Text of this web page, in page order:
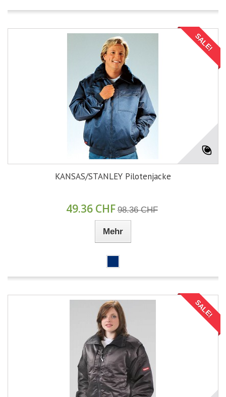
SALE!
KANSAS/STANLEY Pilotenjacke
49.36 CHF 98.36 CHF
Mehr
SALE!